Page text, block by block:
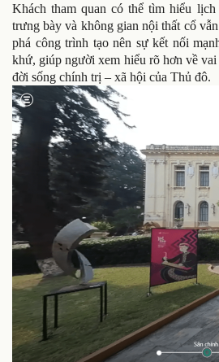
Khách tham quan có thể tìm hiểu
trưng bày và không gian nội thất cổ
phá công trình tạo nên sự kết nối
khứ, giúp người xem hiểu rõ hơn về
đời sống chính trị – xã hội của Thủ đô.